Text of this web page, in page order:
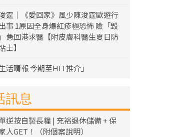
霆｜《愛回家》風少陳浚霆歐遊行
事 1原因全身爆紅疹極恐怖 險「毀
急回港求醫【附皮膚科醫生夏日防
士】
生活晴報 今期至HIT推介」
訊息
逆按自製長糧 | 充裕退休儲備 + 保
人GET！（附個案說明）